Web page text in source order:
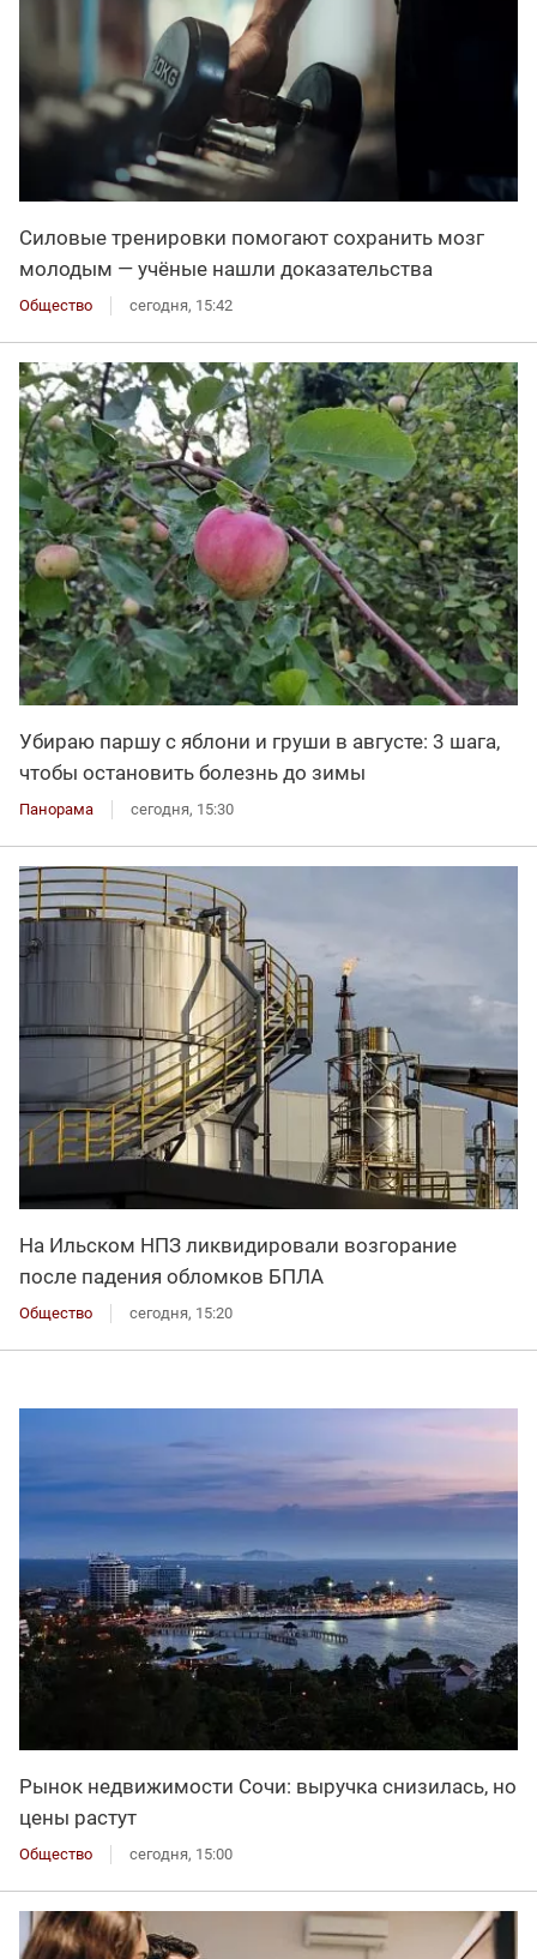
Силовые тренировки помогают сохранить мозг
молодым — учёные нашли доказательства
Общество сегодня, 15:42
Убираю паршу с яблони и груши в августе: 3 шага,
чтобы остановить болезнь до зимы
Панорама сегодня, 15:30
На Ильском НПЗ ликвидировали возгорание
после падения обломков БПЛА
Общество сегодня, 15:20
Рынок недвижимости Сочи: выручка снизилась, но
цены растут
Общество сегодня, 15:00